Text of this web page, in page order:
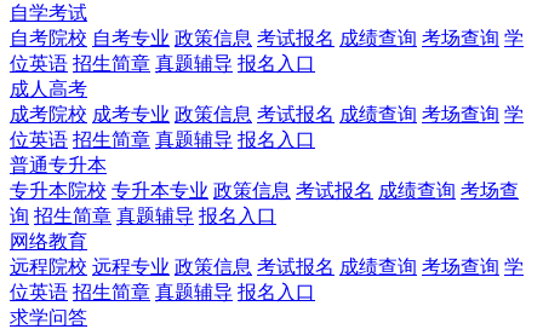
自学考试
自考院校 自考专业 政策信息 考试报名 成绩查询 考场查询 学
位英语 招生简章 真题辅导 报名入口
成人高考
成考院校 成考专业 政策信息 考试报名 成绩查询 考场查询 学
位英语 招生简章 真题辅导 报名入口
普通专升本
专升本院校 专升本专业 政策信息 考试报名 成绩查询 考场查
询 招生简章 真题辅导 报名入口
网络教育
远程院校 远程专业 政策信息 考试报名 成绩查询 考场查询 学
位英语 招生简章 真题辅导 报名入口
求学问答